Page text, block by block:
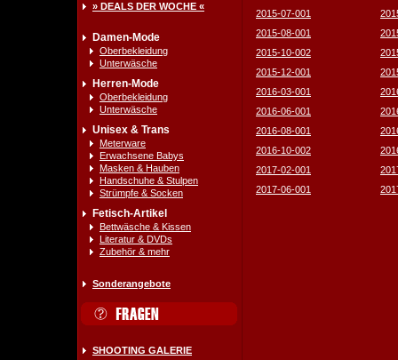
» DEALS DER WOCHE «
Damen-Mode
Oberbekleidung
Unterwäsche
Herren-Mode
Oberbekleidung
Unterwäsche
Unisex & Trans
Meterware
Erwachsene Babys
Masken & Hauben
Handschuhe & Stulpen
Strümpfe & Socken
Fetisch-Artikel
Bettwäsche & Kissen
Literatur & DVDs
Zubehör & mehr
Sonderangebote
SHOOTING GALERIE
2015-07-001
2015-08-001
2015-10-002
2015-12-001
2016-03-001
2016-06-001
2016-08-001
2016-10-002
2017-02-001
2017-06-001